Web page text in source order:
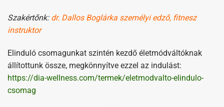
Szakértőnk: dr. Dallos Boglárka személyi edző, fitnesz
instruktor
Elinduló csomagunkat szintén kezdő életmódváltóknak
állítottunk össze, megkönnyítve ezzel az indulást:
https://dia-wellness.com/termek/eletmodvalto-elindulo-
csomag